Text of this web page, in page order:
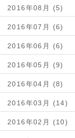
2016年08月 (5)
2016年07月 (6)
2016年06月 (6)
2016年05月 (9)
2016年04月 (8)
2016年03月 (14)
2016年02月 (10)